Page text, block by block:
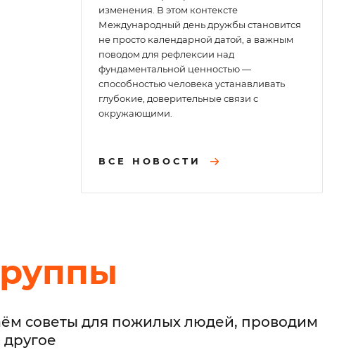
изменения. В этом контексте
Международный день дружбы становится
не просто календарной датой, а важным
поводом для рефлексии над
фундаментальной ценностью —
способностью человека устанавливать
глубокие, доверительные связи с
окружающими.
ВСЕ НОВОСТИ
советы для пожилых людей, проводим